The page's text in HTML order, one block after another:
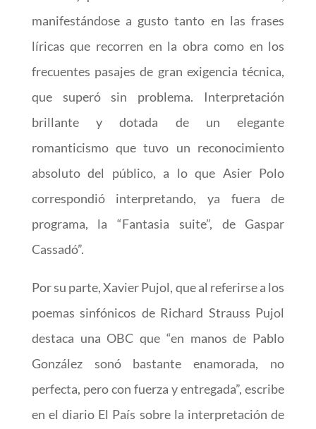
manifestándose a gusto tanto en las frases
líricas que recorren en la obra como en los
frecuentes pasajes de gran exigencia técnica,
que superó sin problema. Interpretación
brillante y dotada de un elegante
romanticismo que tuvo un reconocimiento
absoluto del público, a lo que Asier Polo
correspondió interpretando, ya fuera de
programa, la “Fantasia suite”, de Gaspar
Cassadó”.
Por su parte, Xavier Pujol, que al referirse a los
poemas sinfónicos de Richard Strauss Pujol
destaca una OBC que “en manos de Pablo
González sonó bastante enamorada, no
perfecta, pero con fuerza y entregada”, escribe
en el diario El País sobre la interpretación de